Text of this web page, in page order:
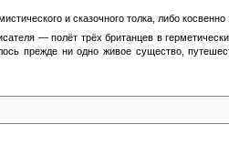
и сказочного толка, либо косвенно
— полёт трёх британцев в
прежде ни одно живое существо,